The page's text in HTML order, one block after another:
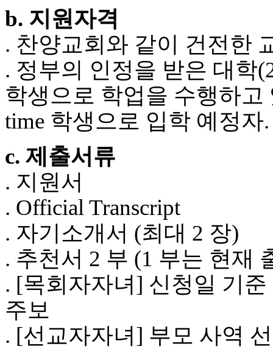
비
아
기
프
진
후
기
대
기
아
터
토
미
진
후
기
프
b. 지원자격
. 찬양교회와 같이 건전한
. 정부의 인정을 받은 대학
학생으로 학업을 수행하고
time 학생으로 입학 예정자.
c. 제출서류
. 지원서
. Official Transcript
. 자기소개서 (최대 2 장)
. 추천서 2 부 (1 부는 현재
. [목회자자녀] 신청일 기
주보
. [선교자자녀] 부모 사역